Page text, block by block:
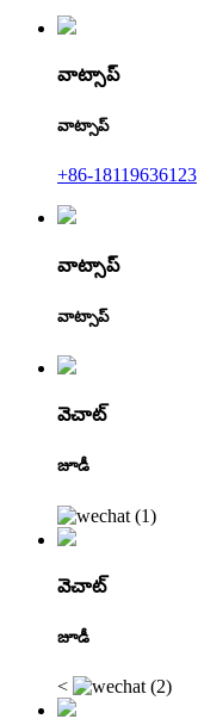
వాట్సాప్
వాట్సాప్
+86-18119636123
వాట్సాప్
వాట్సాప్
వెచాట్
జూడీ
వెచాట్
జూడీ
<